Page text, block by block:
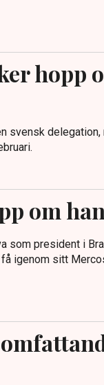
hopp
svensk
om
som president i
igenom sitt